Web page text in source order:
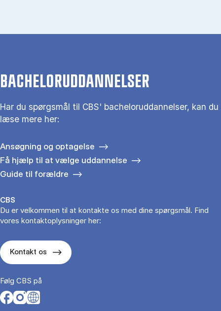
BACHELORUDDANNELSER
Har du spørgsmål til CBS' bacheloruddannelser, kan du
læse mere her:
Ansøgning og optagelse
Få hjælp til at vælge uddannelse
Guide til forældre
CBS
Du er velkommen til at kontakte os med dine spørgsmål. Find
vores kontaktoplysninger her:
Kontakt os
Følg CBS på
Opens in a new tab
Opens in a new tab
Opens in a new tab